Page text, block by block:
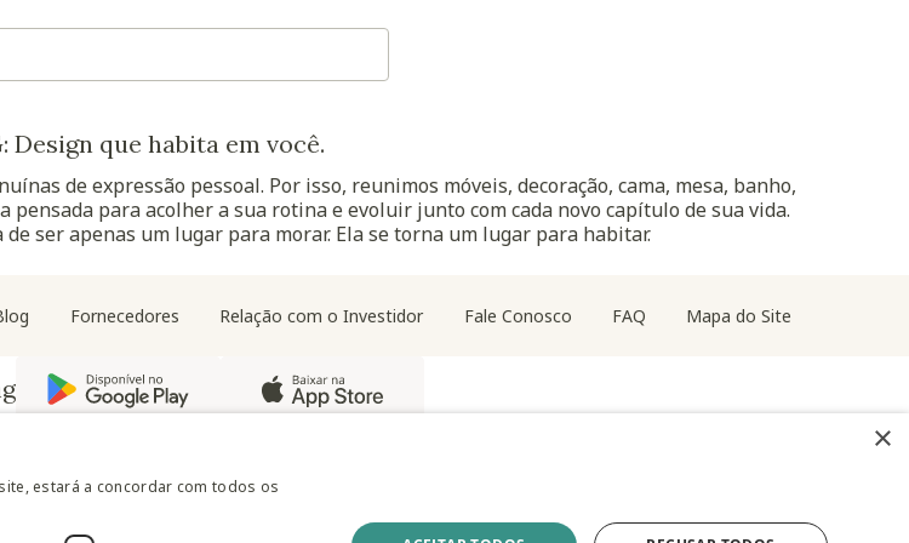
Design que habita em você.
de expressão pessoal. Por isso, reunimos móveis, decoração, cama, mesa, banho,
para acolher a sua rotina e evoluir junto com cada novo capítulo de sua vida.
ser apenas um lugar para morar. Ela se torna um lugar para habitar.
Fornecedores Relação com o Investidor Fale Conosco FAQ Mapa do Site
×
estará a concordar com todos os